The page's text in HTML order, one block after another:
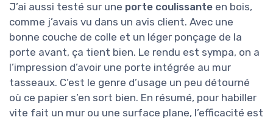
J’ai aussi testé sur une porte coulissante en bois,
comme j’avais vu dans un avis client. Avec une
bonne couche de colle et un léger ponçage de la
porte avant, ça tient bien. Le rendu est sympa, on a
l’impression d’avoir une porte intégrée au mur
tasseaux. C’est le genre d’usage un peu détourné
où ce papier s’en sort bien. En résumé, pour habiller
vite fait un mur ou une surface plane, l’efficacité est